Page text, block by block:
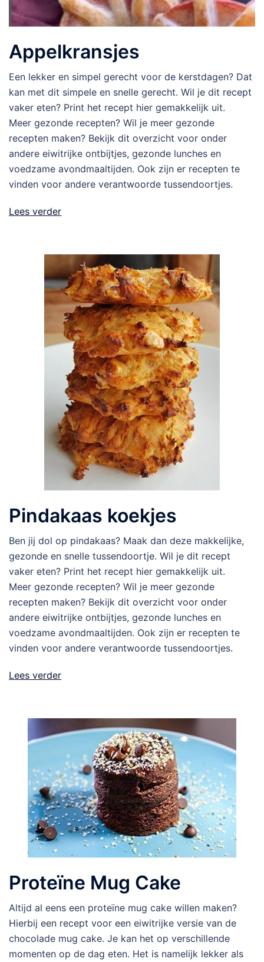
Appelkransjes
Een lekker en simpel gerecht voor de kerstdagen? Dat
kan met dit simpele en snelle gerecht. Wil je dit recept
vaker eten? Print het recept hier gemakkelijk uit.
Meer gezonde recepten? Wil je meer gezonde
recepten maken? Bekijk dit overzicht voor onder
andere eiwitrijke ontbijtjes, gezonde lunches en
voedzame avondmaaltijden. Ook zijn er recepten te
vinden voor andere verantwoorde tussendoortjes.
Lees verder
Pindakaas koekjes
Ben jij dol op pindakaas? Maak dan deze makkelijke,
gezonde en snelle tussendoortje. Wil je dit recept
vaker eten? Print het recept hier gemakkelijk uit.
Meer gezonde recepten? Wil je meer gezonde
recepten maken? Bekijk dit overzicht voor onder
andere eiwitrijke ontbijtjes, gezonde lunches en
voedzame avondmaaltijden. Ook zijn er recepten te
vinden voor andere verantwoorde tussendoortjes.
Lees verder
Proteïne Mug Cake
Altijd al eens een proteïne mug cake willen maken?
Hierbij een recept voor een eiwitrijke versie van de
chocolade mug cake. Je kan het op verschillende
momenten op de dag eten. Het is namelijk lekker als